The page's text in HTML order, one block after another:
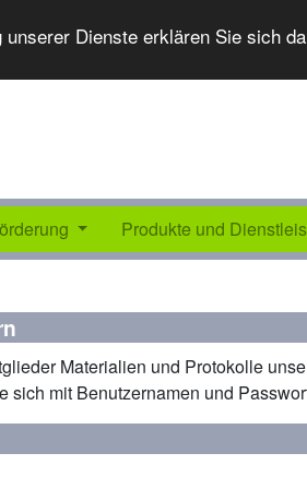
Dienste erklären Sie sich
Produkte und
Materialien und Protokolle
sich mit Benutzernamen und